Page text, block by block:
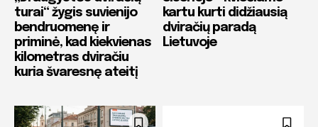
turai“ žygis suvienijo
bendruomenę ir
priminė, kad kiekvienas
kilometras dviračiu
kuria švaresnę ateitį
kartu kurti didžiausią
dviračių paradą
Lietuvoje